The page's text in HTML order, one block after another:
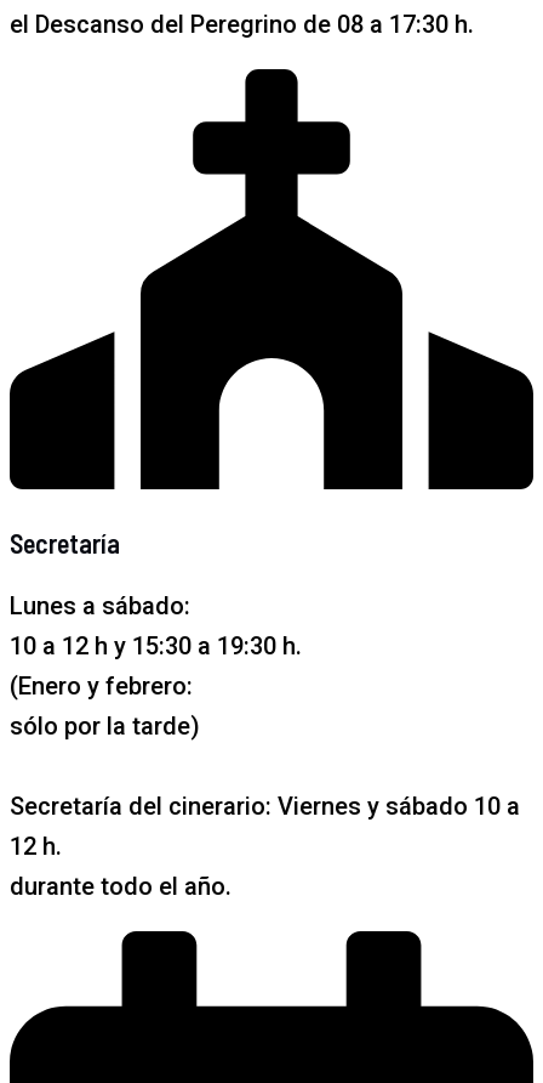
el Descanso del Peregrino de 08 a 17:30 h.
Secretaría
Lunes a sábado:
10 a 12 h y 15:30 a 19:30 h.
(Enero y febrero:
sólo por la tarde)
Secretaría del cinerario: Viernes y sábado 10 a
12 h.
durante todo el año.